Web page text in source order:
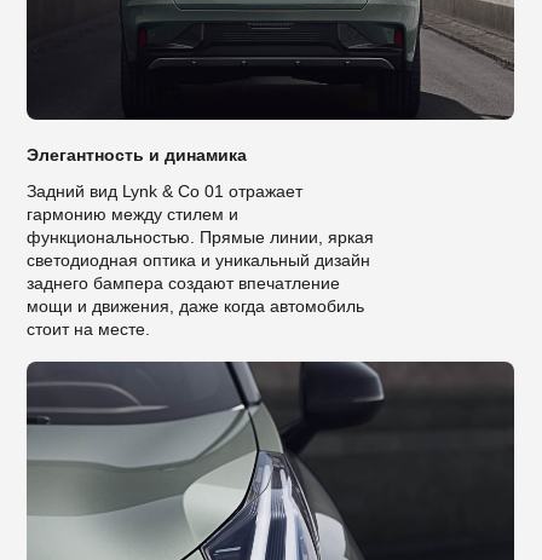
Элегантность и динамика
Задний вид Lynk & Co 01 отражает
гармонию между стилем и
функциональностью. Прямые линии, яркая
светодиодная оптика и уникальный дизайн
заднего бампера создают впечатление
мощи и движения, даже когда автомобиль
стоит на месте.